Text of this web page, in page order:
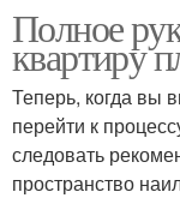
Пленка для
Пленка на
Полное
квартиру
Теперь, когда вы
перейти к
следовать
пространство